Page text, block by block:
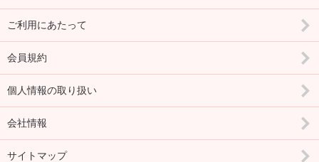
ご利用にあたって
会員規約
個人情報の取り扱い
会社情報
サイトマップ